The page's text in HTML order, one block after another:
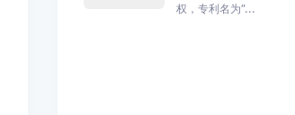
权，专利名为“...